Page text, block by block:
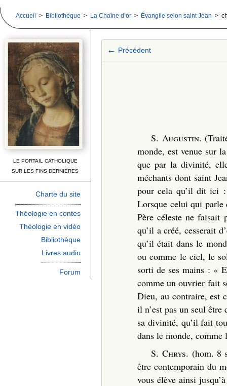
Accueil > Bibliothèque > La Chaîne d’or > Évangile selon saint Jean >
LE PORTAIL CATHOLIQUE
SUR LES FINS DERNIÈRES
Charte du site
Théologie en contes
Théologie en vidéo
Bibliothèque
Livres audio
Forum
← Précédent
S. Augustin.
monde, est venue sur
que par la divinité,
méchants dont saint
pour cela qu’il dit
Lorsque celui qui parle
Père céleste ne faisait
qu’il a créé, cesserait
qu’il était dans le
ou comme le ciel, le
sorti de ses mains : «
comme un ouvrier fait
Dieu, au contraire, est
il n’est pas un seul
sa divinité, qu’il fait
dans le monde, comme
S. Chrys. (hom. 8
être contemporain du
vous élève ainsi